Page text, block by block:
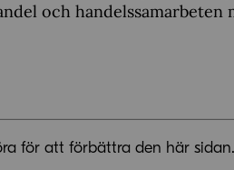
och
för att förbättra den här sidan.